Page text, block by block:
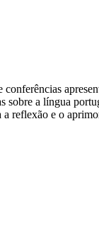
conferências
sobre a língua
reflexão e o